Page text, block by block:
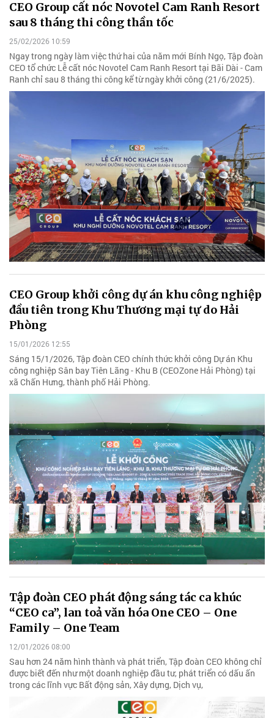
CEO Group cất nóc Novotel Cam Ranh Resort
sau 8 tháng thi công thần tốc
25/02/2026 10:59
Ngay trong ngày làm việc thứ hai của năm mới Bính Ngọ, Tập đoàn
CEO tổ chức Lễ cất nóc Novotel Cam Ranh Resort tại Bãi Dài - Cam
Ranh chỉ sau 8 tháng thi công kể từ ngày khởi công (21/6/2025).
CEO Group khởi công dự án khu công nghiệp
đầu tiên trong Khu Thương mại tự do Hải
Phòng
15/01/2026 12:55
Sáng 15/1/2026, Tập đoàn CEO chính thức khởi công Dự án Khu
công nghiệp Sân bay Tiên Lãng - Khu B (CEOZone Hải Phòng) tại
xã Chấn Hưng, thành phố Hải Phòng.
Tập đoàn CEO phát động sáng tác ca khúc
“CEO ca”, lan toả văn hóa One CEO – One
Family – One Team
12/01/2026 08:00
Sau hơn 24 năm hình thành và phát triển, Tập đoàn CEO không chỉ
được biết đến như một doanh nghiệp đầu tư, phát triển có dấu ấn
trong các lĩnh vực Bất động sản, Xây dựng, Dịch vụ,